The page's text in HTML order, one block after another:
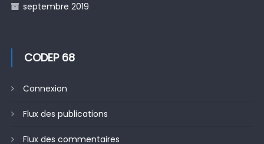
septembre 2019
CODEP 68
Connexion
Flux des publications
Flux des commentaires